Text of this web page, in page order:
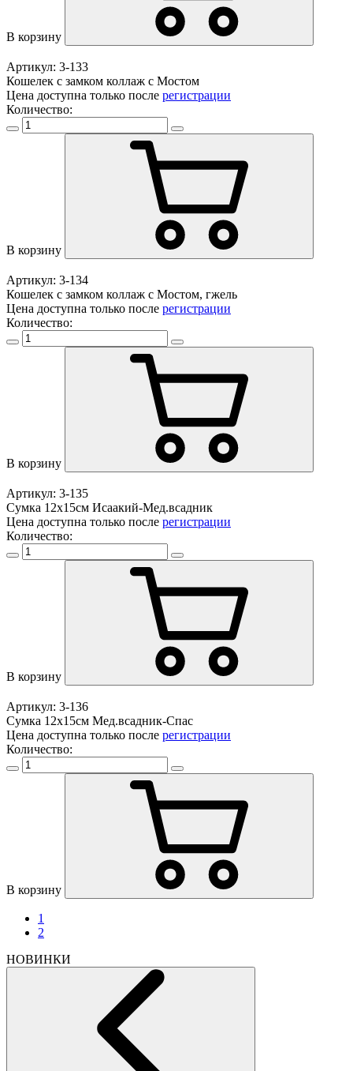
В корзину
Артикул: 3-133
Кошелек с замком коллаж с Мостом
Цена доступна только после регистрации
Количество:
В корзину
Артикул: 3-134
Кошелек с замком коллаж с Мостом, гжель
Цена доступна только после регистрации
Количество:
В корзину
Артикул: 3-135
Сумка 12х15см Исаакий-Мед.всадник
Цена доступна только после регистрации
Количество:
В корзину
Артикул: 3-136
Сумка 12х15см Мед.всадник-Спас
Цена доступна только после регистрации
Количество:
В корзину
1
2
НОВИНКИ